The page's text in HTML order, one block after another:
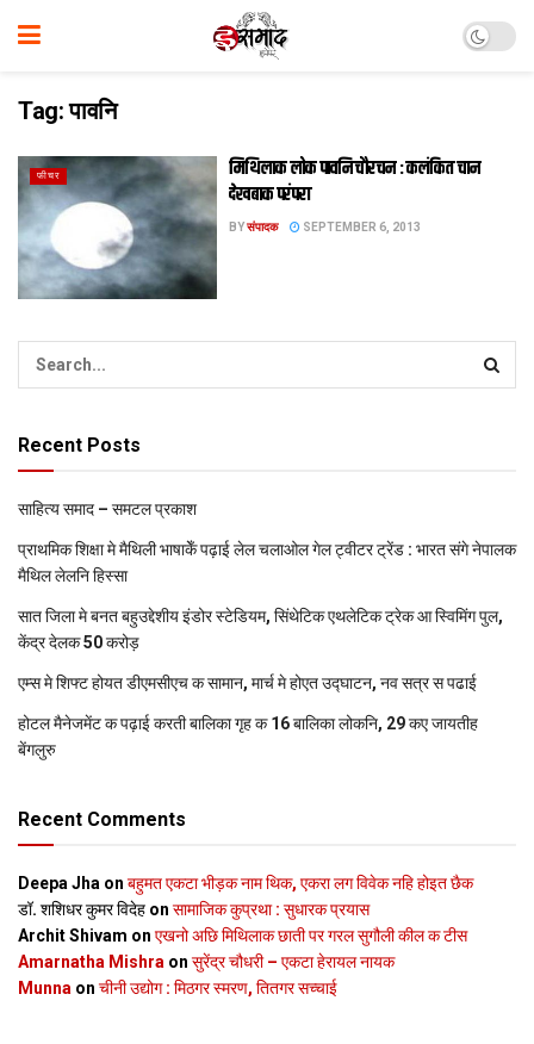
Tag:पावनि
फीचर
मिथिलाक लोक पावनि चौरचन : कलंकित चान
देखबाक परंपरा
BYसंपादक SEPTEMBER 6, 2013
Recent Posts
साहित्य समाद – समटल प्रकाश
प्राथमिक शि‍क्षा मे मैथि‍ली भाषाकेँ पढ़ाई लेल चलाओल गेल ट्वीटर ट्रेंड : भारत संगे नेपालक
मैथिल लेलनि हिस्सा
सात जिला मे बनत बहुउद्देशीय इंडोर स्‍टेडि‍यम, सिंथेटिक एथलेटिक ट्रेक आ स्विमिंग पुल,
केंद्र देलक 50 करोड़
एम्स मे शिफ्ट होयत डीएमसीएच क सामान, मार्च मे होएत उद्घाटन, नव सत्र स पढाई
होटल मैनेजमेंट क पढ़ाई करती बालिका गृह क 16 बालिका लोकनि, 29 कए जायतीह
बेंगलुरु
Recent Comments
Deepa Jha on बहुमत एकटा भीड़क नाम थिक, एकरा लग विवेक नहि होइत छैक
डॉ. शशिधर कुमर विदेह on सामाजिक कुप्रथा : सुधारक प्रयास
Archit Shivam on एखनो अछि मिथिलाक छाती पर गरल सुगौली कील क टीस
Amarnatha Mishra on सुरेंद्र चौधरी – एकटा हेरायल नायक
Munna on चीनी उद्योग : मिठगर स्‍मरण, तितगर सच्‍चाई